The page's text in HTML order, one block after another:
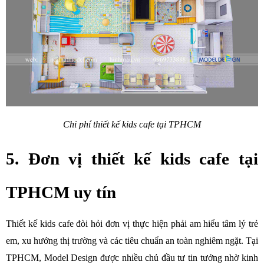
Chi phí thiết kế kids cafe tại TPHCM
5. Đơn vị thiết kế kids cafe tại
TPHCM uy tín
Thiết kế kids cafe đòi hỏi đơn vị thực hiện phải am hiểu tâm lý trẻ
em, xu hướng thị trường và các tiêu chuẩn an toàn nghiêm ngặt. Tại
TPHCM, Model Design được nhiều chủ đầu tư tin tưởng nhờ kinh